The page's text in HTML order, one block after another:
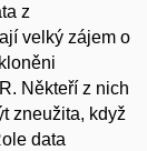
z
velký zájem o
Někteří z nich
zneužita, když
data